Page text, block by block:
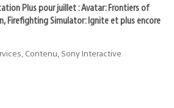
Plus pour juillet : Avatar: Frontiers of
Firefighting Simulator: Ignite et plus encore
Contenu, Sony Interactive